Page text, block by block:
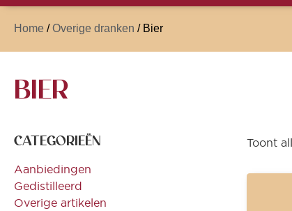
Home /Overige dranken / Bier
BIER
CATEGORIEËN
Aanbiedingen
Gedistilleerd
Overige artikelen
Toont